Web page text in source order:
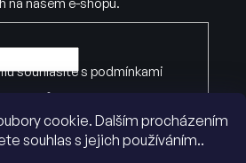
cookie. Dalším procházením
souhlas s jejich používáním..
souhlasíte s podmínkami
údajů